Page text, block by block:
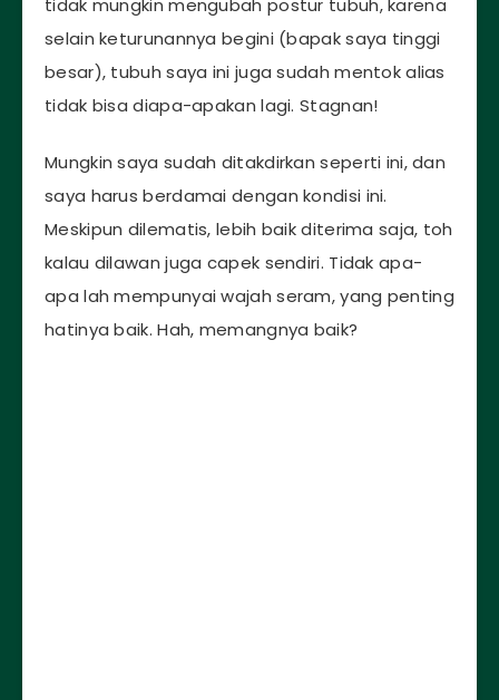
tidak mungkin mengubah postur tubuh, karena
selain keturunannya begini (bapak saya tinggi
besar), tubuh saya ini juga sudah mentok alias
tidak bisa diapa-apakan lagi. Stagnan!
Mungkin saya sudah ditakdirkan seperti ini, dan
saya harus berdamai dengan kondisi ini.
Meskipun dilematis, lebih baik diterima saja, toh
kalau dilawan juga capek sendiri. Tidak apa-
apa lah mempunyai wajah seram, yang penting
hatinya baik. Hah, memangnya baik?